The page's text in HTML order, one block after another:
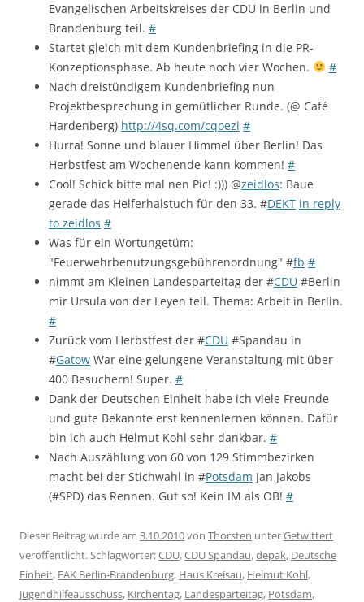
Evangelischen Arbeitskreises der CDU in Berlin und
Brandenburg teil. #
Startet gleich mit dem Kundenbriefing in die PR-
Konzeptionsphase. Ab heute noch vier Wochen.
#
Nach dreistündigem Kundenbriefing nun
Projektbesprechung in gemütlicher Runde. (@ Café
Hardenberg) http://4sq.com/cqoezi #
Hurra! Sonne und blauer Himmel über Berlin! Das
Herbstfest am Wochenende kann kommen! #
Cool! Schick bitte mal nen Pic! :))) @zeidlos: Baue
gerade das Helferhalstuch für den 33. #DEKT in reply
to zeidlos #
Was für ein Wortungetüm:
"Feuerwehrbenutzungsgebührenordnung" #fb #
nimmt am Kleinen Landesparteitag der #CDU #Berlin
mir Ursula von der Leyen teil. Thema: Arbeit in Berlin.
#
Zurück vom Herbstfest der #CDU #Spandau in
#Gatow War eine gelungene Veranstaltung mit über
400 Besuchern! Super. #
Dank der Deutschen Einheit habe ich viele Freunde
und gute Bekannte erst kennenlernen können. Dafür
bin ich auch Helmut Kohl sehr dankbar. #
Nach Auszählung von 60 von 129 Stimmbezirken
macht bei der Stichwahl in #Potsdam Jan Jakobs
(#SPD) das Rennen. Gut so! Kein IM als OB! #
Dieser Beitrag wurde am 3.10.2010von Thorsten unterGetwittert
veröffentlicht. Schlagwörter:CDU,CDU Spandau,depak, Deutsche
Einheit, EAK Berlin-Brandenburg, Haus Kreisau, Helmut Kohl,
Jugendhilfeausschuss, Kirchentag, Landesparteitag, Potsdam,